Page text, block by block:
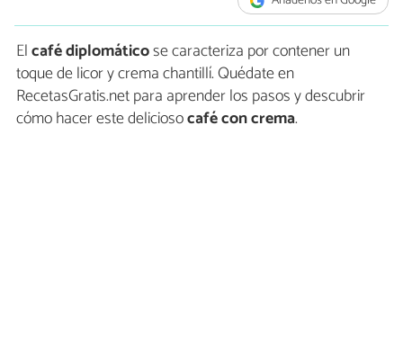
Elcafé diplomáticose caracteriza por contener un
toque de licor y crema chantillí. Quédate en
RecetasGratis.net para aprender los pasos y descubrir
cómo hacer este deliciosocafé con crema.